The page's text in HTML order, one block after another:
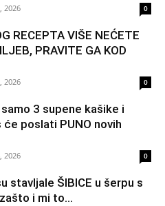
2026 0
RECEPTA VIŠE NEĆETE
PRAVITE GA KOD
2026 0
3 supene kašike i
će poslati PUNO novih
2026 0
stavljale ŠIBICE u šerpu s
i mi to...